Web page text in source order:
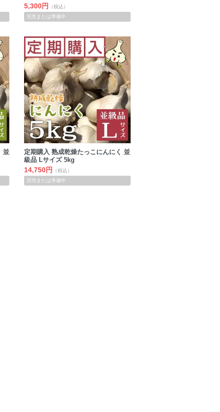
5,300円
（税込）
完売または準備中
並
定期購入 熟成乾燥たっこにんにく 並
級品 Lサイズ 5kg
14,750円
（税込）
完売または準備中